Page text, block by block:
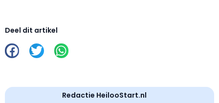
Deel dit artikel
Redactie HeilooStart.nl